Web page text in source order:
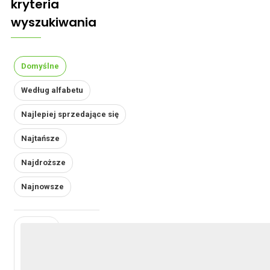
kryteria
wyszukiwania
Domyślne
Według alfabetu
Najlepiej sprzedające się
Najtańsze
Najdroższe
Najnowsze